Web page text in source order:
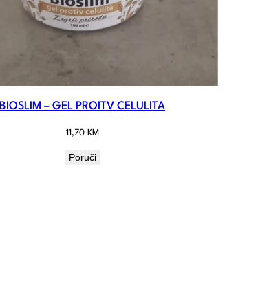
BIOSLIM – GEL PROITV CELULITA
11,70 KM
Poruči